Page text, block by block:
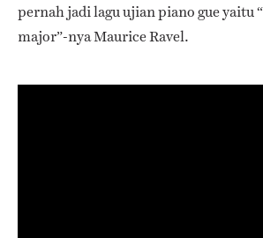
pernah jadi lagu ujian piano gue yaitu
major”-nya Maurice Ravel.